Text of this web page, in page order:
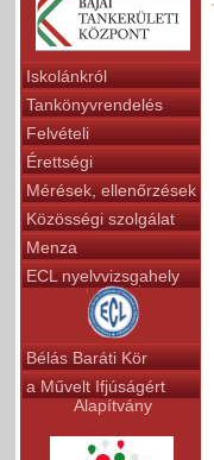
Iskolánkról
Tankönyvrendelés
Felvételi
Érettségi
Mérések, ellenőrzések
Közösségi szolgálat
Menza
ECL nyelvvizsgahely
Bélás Baráti Kör
a Művelt Ifjúságért
Alapítvány